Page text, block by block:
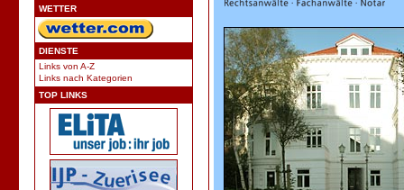
WETTER
DIENSTE
Links von A-Z
Links nach Kategorien
TOP LINKS